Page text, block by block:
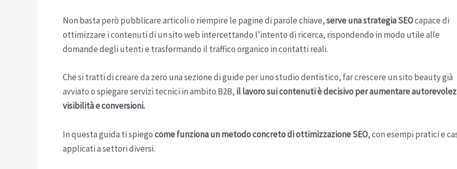
Non basta però pubblicare articoli o riempire le pagine di parole chiave,serve una strategia SEOcapace di
ottimizzare i contenuti di un sito web intercettando l’intento di ricerca, rispondendo in modo utile alle
domande degli utenti e trasformando il traffico organico in contatti reali.
Che si tratti di creare da zero una sezione di guide per uno studio dentistico, far crescere un sito beauty già
avviato o spiegare servizi tecnici in ambito B2B, il lavoro sui contenuti è decisivo per aumentare
visibilità e conversioni.
In questa guida ti spiegocome funziona un metodo concreto di ottimizzazione SEO, con esempi pratici e
applicati a settori diversi.